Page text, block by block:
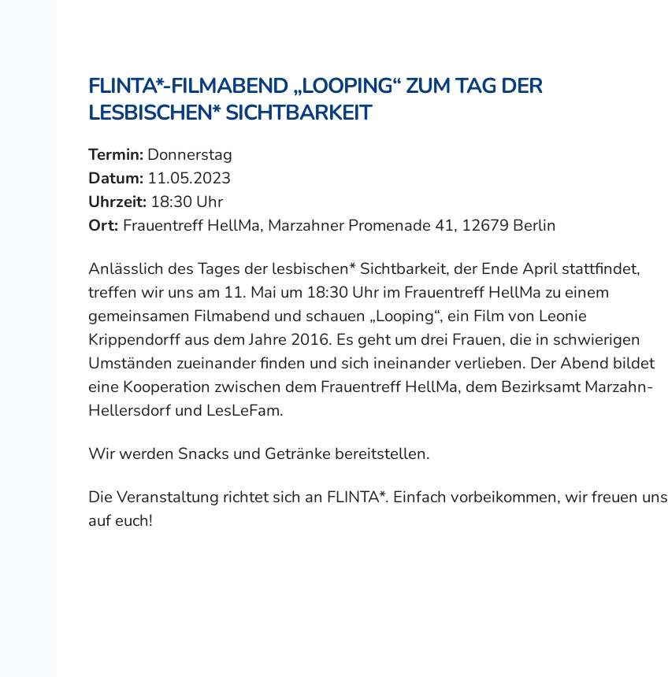
FLINTA*-FILMABEND „LOOPING“ ZUM TAG DER
LESBISCHEN* SICHTBARKEIT
Termin: Donnerstag
Datum: 11.05.2023
Uhrzeit: 18:30 Uhr
Ort: Frauentreff HellMa, Marzahner Promenade 41, 12679 Berlin
Anlässlich des Tages der lesbischen* Sichtbarkeit, der Ende April stattfindet,
treffen wir uns am 11. Mai um 18:30 Uhr im Frauentreff HellMa zu einem
gemeinsamen Filmabend und schauen „Looping“, ein Film von Leonie
Krippendorff aus dem Jahre 2016. Es geht um drei Frauen, die in schwierigen
Umständen zueinander finden und sich ineinander verlieben. Der Abend bildet
eine Kooperation zwischen dem Frauentreff HellMa, dem Bezirksamt Marzahn-
Hellersdorf und LesLeFam.
Wir werden Snacks und Getränke bereitstellen.
Die Veranstaltung richtet sich an FLINTA*. Einfach vorbeikommen, wir freuen uns
auf euch!